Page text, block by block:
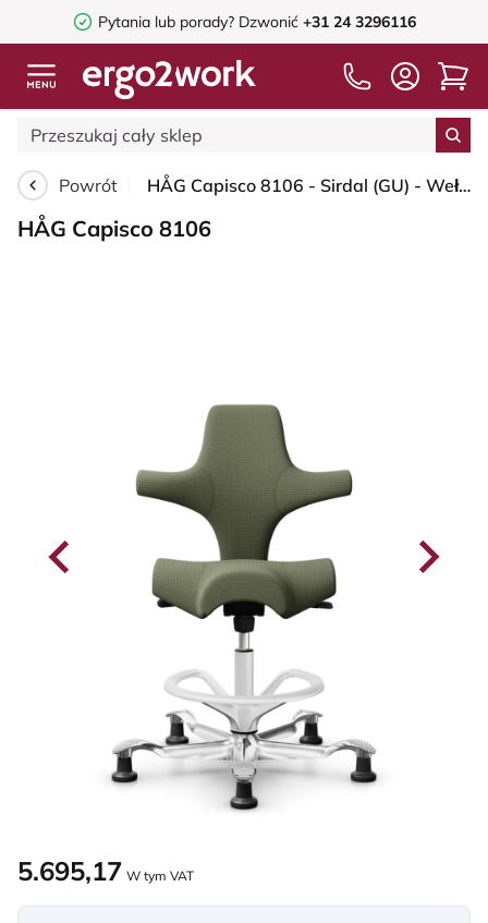
Pytania lub porady? Dzwonić +31 24 3296116
Powrót HÅG Capisco 8106 - Sirdal (GU) - Wełna - SRD960 - Green - White - 200 mm (seat height 46-64cm) - Glides
HÅG Capisco 8106
5.695,17 W tym VAT